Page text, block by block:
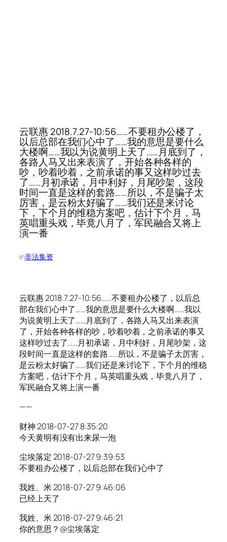
云联惠 2018.7.27-10:56……不要租办公楼了，
以后总部在我们心中了……我的意思是要什么
大楼啊……我以为说黄明上天了……月底到了，
各路人马又出来表演了，开始各种各样的
吵，吵着吵着，之前承诺的事又这样吵过去
了……月初承诺，月中利好，月尾吵架，这段
时间一直是这样的套路……所以，不是骗子太
厉害，是云粉太好骗了……我们还是来讨论
下，下个月的维稳方案吧，估计下个月，马
英唱重头戏，毕竟八月了，军民融合又将上
演一番
in非法集资
云联惠 2018.7.27-10:56……不要租办公楼了，以后总
部在我们心中了……我的意思是要什么大楼啊……我以
为说黄明上天了……月底到了，各路人马又出来表演
了，开始各种各样的吵，吵着吵着，之前承诺的事又
这样吵过去了……月初承诺，月中利好，月尾吵架，这
段时间一直是这样的套路……所以，不是骗子太厉害，
是云粉太好骗了……我们还是来讨论下，下个月的维稳
方案吧，估计下个月，马英唱重头戏，毕竟八月了，
军民融合又将上演一番
——
财神 2018-07-27 8:35:20
今天黄明有没有出来尿一泡
尘埃落定 2018-07-27 9:39:53
不要租办公楼了，以后总部在我们心中了
我姓、米 2018-07-27 9:46:06
已经上天了
我姓、米 2018-07-27 9:46:21
你的意思？@尘埃落定